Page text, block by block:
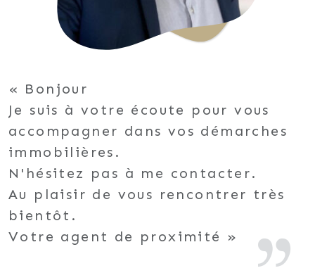
Bonjour
Je suis à votre écoute pour vous
accompagner dans vos démarches
immobilières.
N'hésitez pas à me contacter.
Au plaisir de vous rencontrer très
bientôt.
Votre agent de proximité